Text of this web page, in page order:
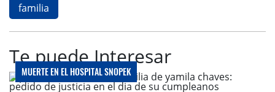
familia
Te puede Interesar
MUERTE EN EL HOSPITAL SNOPEK